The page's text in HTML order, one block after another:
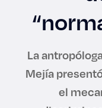
Derecho
Lo más buscado
La
Mejía
el